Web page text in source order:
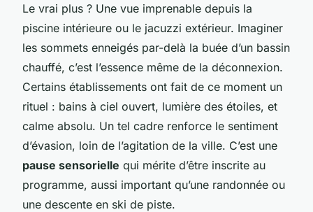
Le vrai plus ? Une vue imprenable depuis la
piscine intérieure ou le jacuzzi extérieur. Imaginer
les sommets enneigés par-delà la buée d’un bassin
chauffé, c’est l’essence même de la déconnexion.
Certains établissements ont fait de ce moment un
rituel : bains à ciel ouvert, lumière des étoiles, et
calme absolu. Un tel cadre renforce le sentiment
d’évasion, loin de l’agitation de la ville. C’est une
pause sensorielle qui mérite d’être inscrite au
programme, aussi important qu’une randonnée ou
une descente en ski de piste.